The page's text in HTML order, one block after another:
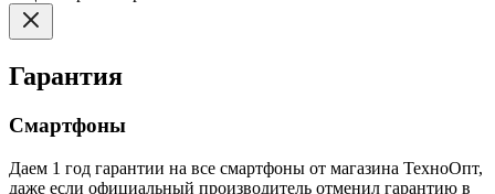
Гарантия
Смартфоны
Даем 1 год гарантии на все смартфоны от магазина ТехноОпт,
даже если официальный производитель отменил гарантию в